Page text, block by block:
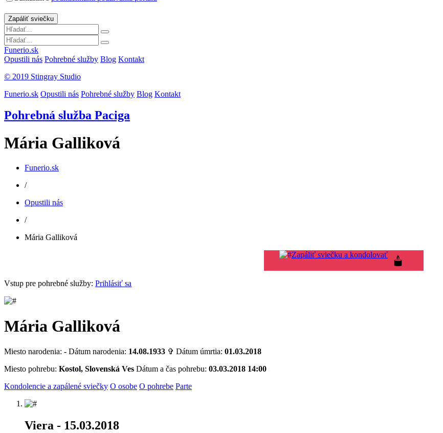
Funerio.sk
Opustili nás Pohrebné služby Blog Kontakt
© 2019 Stingray Studio
Funerio.sk Opustili nás Pohrebné služby Blog Kontakt
Pohrebná služba Paciga
Mária Galliková
Funerio.sk
/
Opustili nás
/
Mária Galliková
Zapáliť sviečku a kondolovať
Vstup pre pohrebné služby: Prihlásiť sa
Mária Galliková
Miesto narodenia: - Dátum narodenia: 14.08.1933 ✞ Dátum úmrtia: 01.03.2018
Miesto pohrebu: Kostol, Slovenská Ves Dátum a čas pohrebu: 03.03.2018 14:00
Kondolencie a zapálené sviečky O osobe O pohrebe Parte
Viera - 15.03.2018